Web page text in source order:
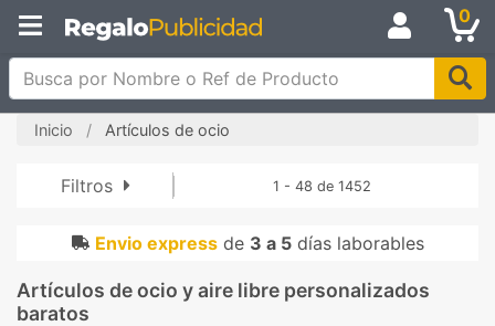
0
Busca por Nombre o Ref de Producto
Inicio Artículos de ocio
Filtros 1 - 48 de 1452
Envio expressde 3 a 5días laborables
Artículos de ocio y aire libre personalizados
baratos